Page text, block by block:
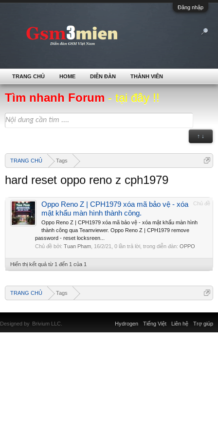
Đăng nhập
Tìm nhanh Forum - tại đây !!
↑ ↓
TRANG CHỦ Tags
hard reset oppo reno z cph1979
Chủ đề
Oppo Reno Z | CPH1979 xóa mã bảo vệ - xóa
mật khẩu màn hình thành công.
Oppo Reno Z | CPH1979 xóa mã bảo vệ - xóa mật khẩu màn hình
thành công qua Teamviewer. Oppo Reno Z | CPH1979 remove
password - reset locksreen...
Chủ đề bởi: Tuan Pham 16/2/21 , 0 lần trả lời, trong diễn đàn: OPPO
Hiển thị kết quả từ 1 đến 1 của 1
TRANG CHỦ Tags
TRANG CHỦ HOME DIỄN ĐÀN THÀNH VIÊN
Liên hệ Trợ giúp
Hydrogen Tiếng Việt
Designed by Brivium LLC.